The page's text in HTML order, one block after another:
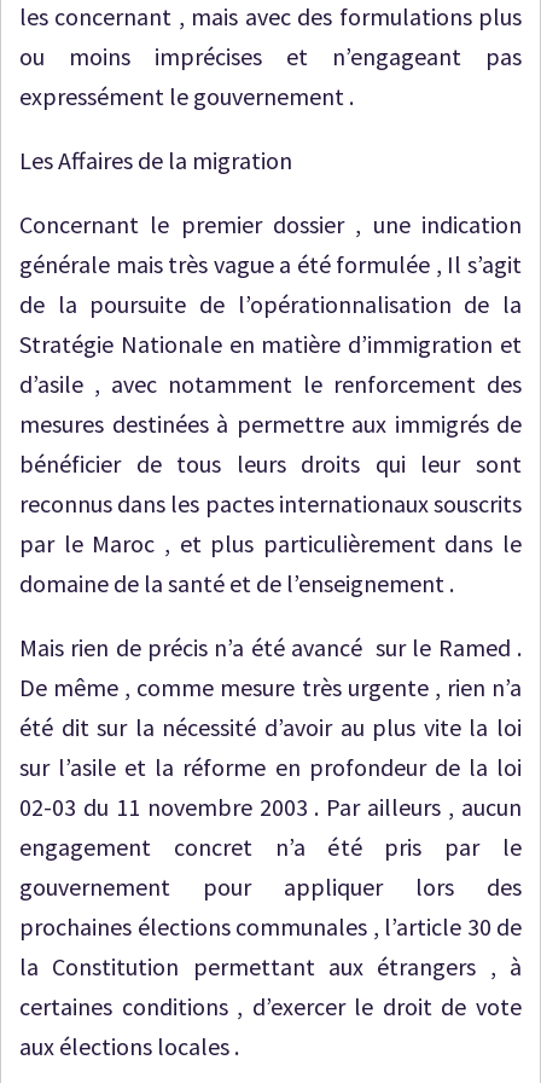
les concernant , mais avec des formulations plus
ou moins imprécises et n’engageant pas
expressément le gouvernement .
Les Affaires de la migration
Concernant le premier dossier , une indication
générale mais très vague a été formulée , Il s’agit
de la poursuite de l’opérationnalisation de la
Stratégie Nationale en matière d’immigration et
d’asile , avec notamment le renforcement des
mesures destinées à permettre aux immigrés de
bénéficier de tous leurs droits qui leur sont
reconnus dans les pactes internationaux souscrits
par le Maroc , et plus particulièrement dans le
domaine de la santé et de l’enseignement .
Mais rien de précis n’a été avancé sur le Ramed .
De même , comme mesure très urgente , rien n’a
été dit sur la nécessité d’avoir au plus vite la loi
sur l’asile et la réforme en profondeur de la loi
02-03 du 11 novembre 2003 . Par ailleurs , aucun
engagement concret n’a été pris par le
gouvernement pour appliquer lors des
prochaines élections communales , l’article 30 de
la Constitution permettant aux étrangers , à
certaines conditions , d’exercer le droit de vote
aux élections locales .